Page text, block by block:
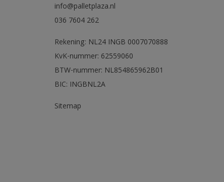
info@palletplaza.nl
036 7604 262
Rekening: NL24 INGB 0007070888
KvK-nummer: 62559060
BTW-nummer: NL854865962B01
BIC: INGBNL2A
Sitemap